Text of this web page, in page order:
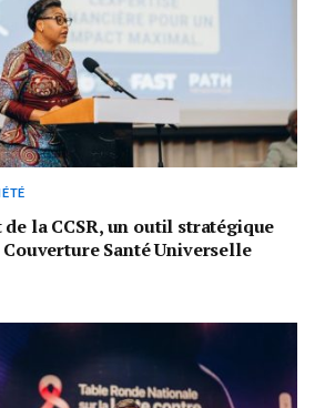
de la CCSR, un outil stratégique
Santé Universelle